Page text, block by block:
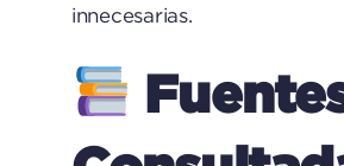
innecesarias.